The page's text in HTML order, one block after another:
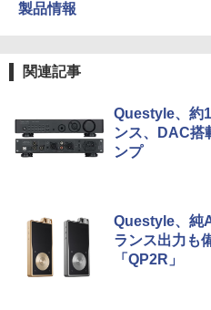
製品情報
関連記事
Questyle、約
ンス、DAC搭
ンプ
Questyle、純
ランス出力も
「QP2R」